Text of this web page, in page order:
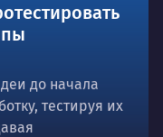
до начала
тестируя их